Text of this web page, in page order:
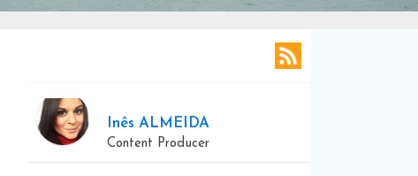
Inês ALMEIDA
Content Producer